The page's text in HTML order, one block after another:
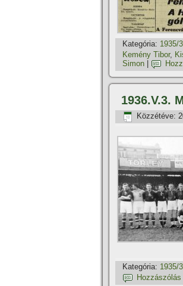
Kategória: 1935/
Kemény Tibor,
Simon
1936.V.3.
Közzétéve:
Kategória: 1935/